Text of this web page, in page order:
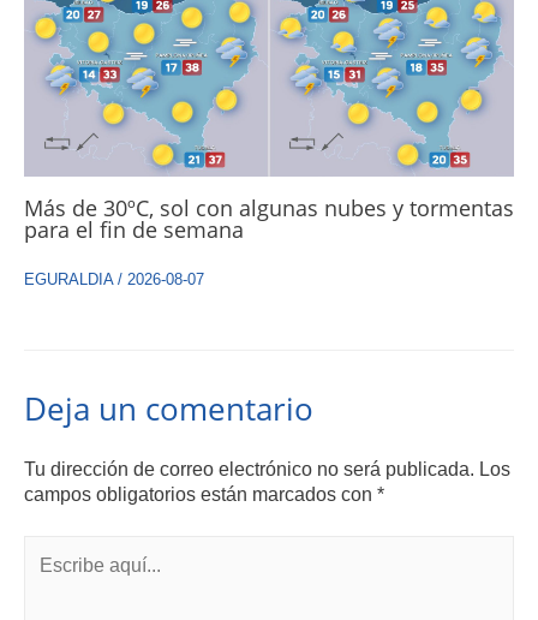
Más de 30ºC, sol con algunas nubes y tormentas
para el fin de semana
EGURALDIA/ 2026-08-07
Deja un comentario
Tu dirección de correo electrónico no será publicada. Los
campos obligatorios están marcados con *